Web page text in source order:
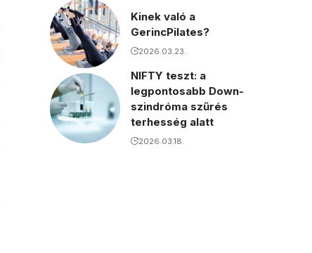
Kinek való a
GerincPilates?
2026.03.23.
NIFTY teszt: a
legpontosabb Down-
szindróma szűrés
terhesség alatt
2026.03.18.